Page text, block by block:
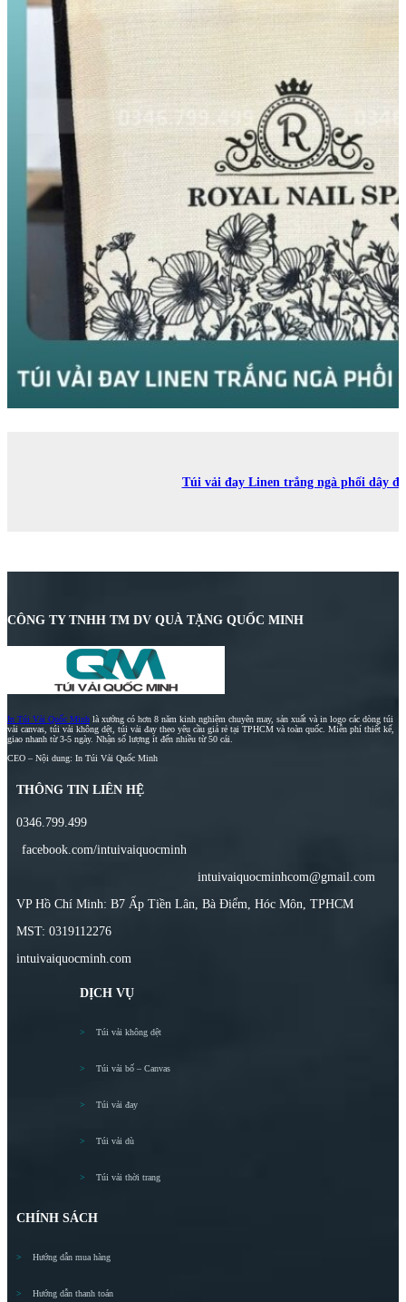
Túi vải đay Linen trắng ngà phối dây
CÔNG TY TNHH TM DV QUÀ TẶNG QUỐC MINH
In Túi Vải Quốc Minh là xưởng có hơn 8 năm kinh nghiệm chuyên may, sản xuất và in logo các dòng túi
vải canvas, túi vải không dệt, túi vải đay theo yêu cầu giá rẻ tại TPHCM và toàn quốc. Miễn phí thiết kế,
giao nhanh từ 3-5 ngày. Nhận số lượng ít đến nhiều từ 50 cái.
CEO – Nội dung: In Túi Vải Quốc Minh
THÔNG TIN LIÊN HỆ
0346.799.499
facebook.com/intuivaiquocminh
intuivaiquocminhcom@gmail.com
VP Hồ Chí Minh: B7 Ấp Tiền Lân, Bà Điểm, Hóc Môn, TPHCM
MST: 0319112276
intuivaiquocminh.com
DỊCH VỤ
Túi vải không dệt
Túi vải bố – Canvas
Túi vải đay
Túi vải dù
Túi vải thời trang
CHÍNH SÁCH
Hướng dẫn mua hàng
Hướng dẫn thanh toán